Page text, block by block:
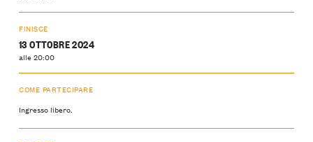
FINISCE
13 OTTOBRE 2024
alle 20:00
COME PARTECIPARE
Ingresso libero.